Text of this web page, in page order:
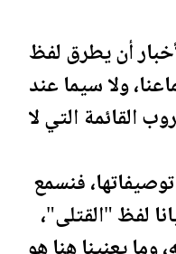
أن يطرق لفظ
ولا سيما عند
القائمة التي لا
فنسمع
لفظ "القتلى"،